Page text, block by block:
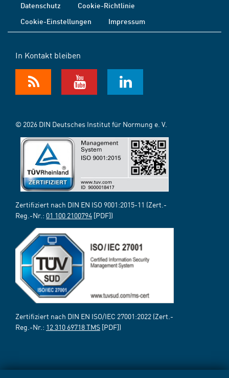
Datenschutz
Cookie-Richtlinie
Cookie-Einstellungen
Impressum
In Kontakt bleiben
© 2026 DIN Deutsches Institut für Normung e. V.
Zertifiziert nach DIN EN ISO 9001:2015-11 (Zert.-
Reg.-Nr.: 01 100 2100794 [PDF])
Zertifiziert nach DIN EN ISO/IEC 27001:2022 (Zert.-
Reg.-Nr.: 12 310 69718 TMS [PDF])